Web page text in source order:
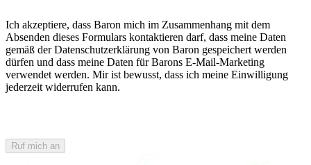
Ich akzeptiere, dass Baron mich im Zusammenhang mit dem
Absenden dieses Formulars kontaktieren darf, dass meine Daten
gemäß der Datenschutzerklärung von Baron gespeichert werden
dürfen und dass meine Daten für Barons E-Mail-Marketing
verwendet werden. Mir ist bewusst, dass ich meine Einwilligung
jederzeit widerrufen kann.
Ruf mich an